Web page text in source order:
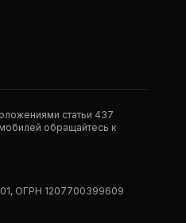
статьи 437
обращайтесь к
ОГРН 1207700399609